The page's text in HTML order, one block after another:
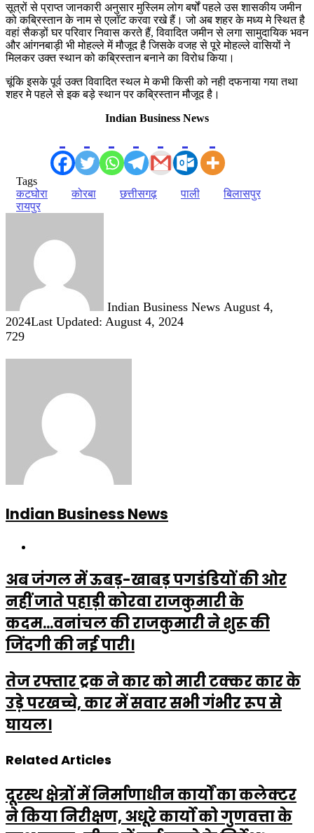
सूत्रों से प्राप्त जानकारी अनुसार मुस्लिम लोग बर्षों पहले उस शासकीय जमीन
को कब्रिस्तान के नाम से एलाॅट करवा रखे हैं। जो अब शहर के मध्य मे स्थित है
वहां सैकड़ों घर परिवार निवास करते हैं, विवादित जमीन से लगा सामुदायिक भवन
और आंगनबाड़ी भी मोहल्ले में मौजूद है जिसके वजह से पूरे मोहल्ले वासियों ने
मिलकर उक्त स्थान को कब्रिस्तान बनाने का विरोध किया।
चूंकि इसके पूर्व उक्त विवादित स्थल मे कभी किसी को नही दफनाया गया तथा
शहर मे पहले से इक बड़े स्थान पर कब्रिस्तान मौजूद है।
Indian Business News
Tags
कटघोरा
कोरबा छत्तीसगढ़ पाली
बिलासपुर
रायपुर
Indian Business News August 4,
2024Last Updated: August 4, 2024
729
Indian Business News
अब जंगल में ऊबड़-खाबड़ पगडंडियों की ओर
नहीं जाते पहाड़ी कोरवा राजकुमारी के
कदम...वनांचल की राजकुमारी ने शुरू की
जिंदगी की नई पारी।
तेज रफ्तार ट्रक ने कार को मारी टक्कर कार के
उड़े परखच्चे, कार में सवार सभी गंभीर रूप से
घायल।
Related Articles
दूरस्थ क्षेत्रों में निर्माणाधीन कार्यों का कलेक्टर
ने किया निरीक्षण, अधूरे कार्यो को गुणवत्ता के